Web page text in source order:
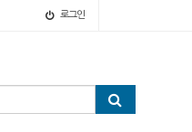
로그인